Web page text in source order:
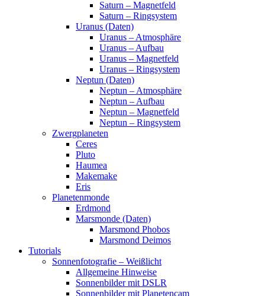
Saturn – Magnetfeld
Saturn – Ringsystem
Uranus (Daten)
Uranus – Atmosphäre
Uranus – Aufbau
Uranus – Magnetfeld
Uranus – Ringsystem
Neptun (Daten)
Neptun – Atmosphäre
Neptun – Aufbau
Neptun – Magnetfeld
Neptun – Ringsystem
Zwergplaneten
Ceres
Pluto
Haumea
Makemake
Eris
Planetenmonde
Erdmond
Marsmonde (Daten)
Marsmond Phobos
Marsmond Deimos
Tutorials
Sonnenfotografie – Weißlicht
Allgemeine Hinweise
Sonnenbilder mit DSLR
Sonnenbilder mit Planetencam